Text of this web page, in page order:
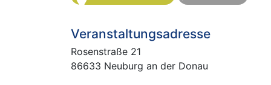
Veranstaltungsadresse
Rosenstraße 21
86633 Neuburg an der Donau